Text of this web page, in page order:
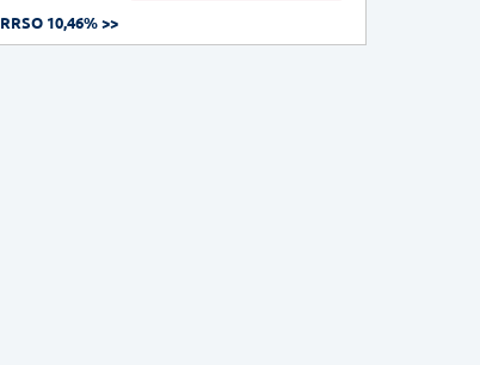
RRSO 10,46% >>